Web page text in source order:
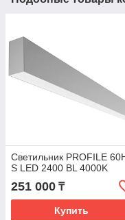
Светильник PROFILE
S LED 2400 BL 4000K
251 000 ₸
Купить